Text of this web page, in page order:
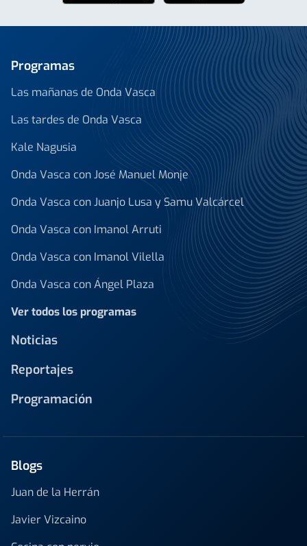
Programas
Las mañanas de Onda Vasca
Las tardes de Onda Vasca
Kale Nagusia
Onda Vasca con José Manuel Monje
Onda Vasca con Juanjo Lusa y Samu Valcárcel
Onda Vasca con Imanol Arruti
Onda Vasca con Imanol Vilella
Onda Vasca con Ángel Plaza
Ver todos los programas
Noticias
Reportajes
Programación
Blogs
Juan de la Herrán
Javier Vizcaino